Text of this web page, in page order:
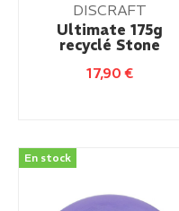
DISCRAFT
Ultimate 175g
recyclé Stone
17,90€
En stock